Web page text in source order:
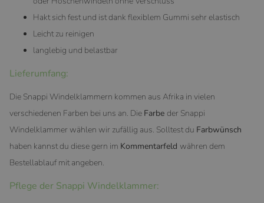
Hakt sich fest und ist dank flexiblem Gummi sehr elastisch
Leicht zu reinigen
langlebig und belastbar
Lieferumfang:
Die Snappi Windelklammern kommen aus Afrika in vielen
verschiedenen Farben bei uns an. Die Farbe der Snappi
Windelklammer wählen wir zufällig aus. Solltest du Farbwünsch
haben kannst du diese gern im Kommentarfeld währen dem
Bestellablauf mit angeben.
Pflege der Snappi Windelklammer: